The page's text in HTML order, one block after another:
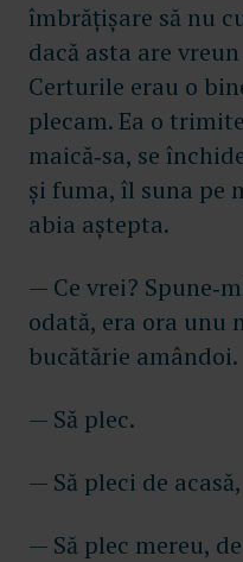
îmbrățișare să nu
dacă asta are
Certurile erau o
plecam. Ea o
maică‑sa, se
și fuma, îl suna pe
abia aștepta.
— Ce vrei?
odată, era ora unu
bucătărie amândoi.
— Să plec.
— Să pleci de
— Să plec mereu,